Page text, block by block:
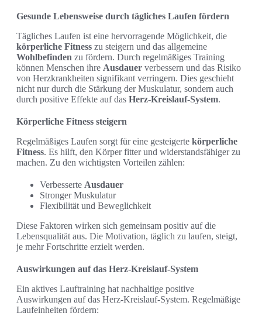
Gesunde Lebensweise durch tägliches Laufen fördern
Tägliches Laufen ist eine hervorragende Möglichkeit, die
körperliche Fitness zu steigern und das allgemeine
Wohlbefinden zu fördern. Durch regelmäßiges Training
können Menschen ihre Ausdauer verbessern und das Risiko
von Herzkrankheiten signifikant verringern. Dies geschieht
nicht nur durch die Stärkung der Muskulatur, sondern auch
durch positive Effekte auf das Herz-Kreislauf-System.
Körperliche Fitness steigern
Regelmäßiges Laufen sorgt für eine gesteigerte körperliche
Fitness. Es hilft, den Körper fitter und widerstandsfähiger zu
machen. Zu den wichtigsten Vorteilen zählen:
Verbesserte Ausdauer
Stronger Muskulatur
Flexibilität und Beweglichkeit
Diese Faktoren wirken sich gemeinsam positiv auf die
Lebensqualität aus. Die Motivation, täglich zu laufen, steigt,
je mehr Fortschritte erzielt werden.
Auswirkungen auf das Herz-Kreislauf-System
Ein aktives Lauftraining hat nachhaltige positive
Auswirkungen auf das Herz-Kreislauf-System. Regelmäßige
Laufeinheiten fördern: